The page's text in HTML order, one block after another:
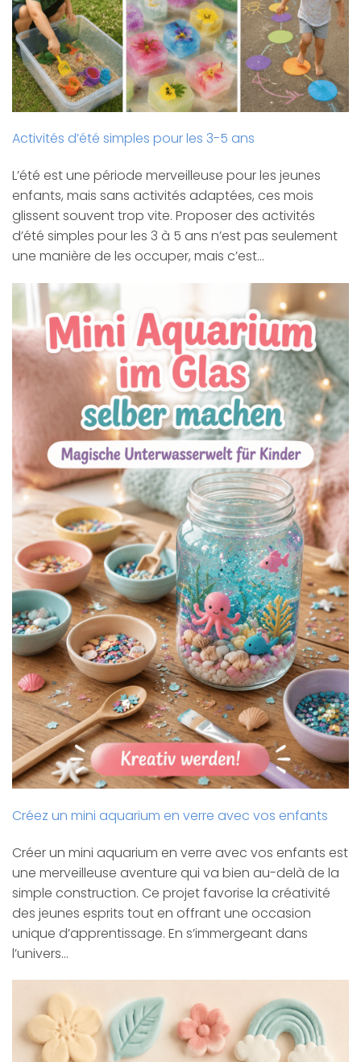
Activités d’été simples pour les 3-5 ans
L’été est une période merveilleuse pour les jeunes
enfants, mais sans activités adaptées, ces mois
glissent souvent trop vite. Proposer des activités
d’été simples pour les 3 à 5 ans n’est pas seulement
une manière de les occuper, mais c’est…
Créez un mini aquarium en verre avec vos enfants
Créer un mini aquarium en verre avec vos enfants est
une merveilleuse aventure qui va bien au-delà de la
simple construction. Ce projet favorise la créativité
des jeunes esprits tout en offrant une occasion
unique d’apprentissage. En s’immergeant dans
l’univers…